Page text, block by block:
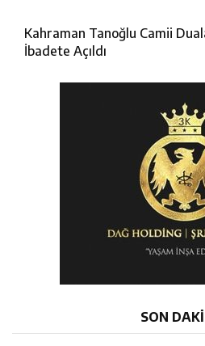
Kahraman Tanoğlu Camii
İbadete Açıldı
SON